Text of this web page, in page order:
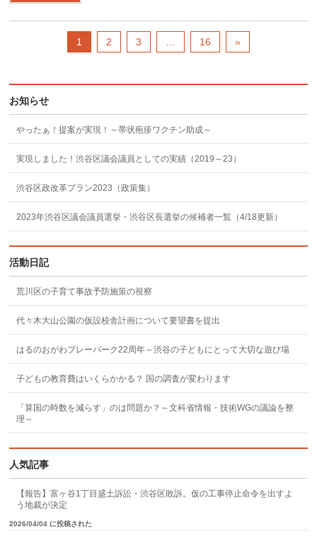
1 2 3 16 »
お知らせ
やったぁ！提案が実現！～帯状疱疹ワクチン助成～
実現しました！渋谷区議会議員としての実績（2019～23）
渋谷区政改革プラン2023（政策集）
2023年渋谷区議会議員選挙・渋谷区長選挙の候補者一覧（4/18更新）
活動日記
荒川区の子育て事故予防施策の視察
代々木大山公園の仮設校舎計画について要望書を提出
はるのおがわプレーパーク22周年～渋谷の子どもにとって大切な遊び場
子どもの教育費はいくらかかる？ 国の調査が変わります
「算国の時数を減らす」のは問題か？～文科省情報・技術WGの議論を整
理～
人気記事
【報告】富ヶ谷1丁目盛土訴訟・渋谷区敗訴。仮の工事停止命令を出すよ
う地裁が決定
2026/04/04 に投稿された